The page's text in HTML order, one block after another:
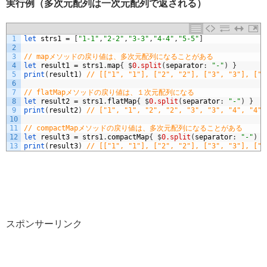
実行例（多次元配列は一次元配列で返される）
1
2
3
4
5
6
7
8
9
10
11
12
13
let strs1 = "1-1" , "2-2" , "3-3" , "4-4" , "5-5"
// mapメソッドの戻り値は、多次元配列になることがある
let
result1 = strs1.map{ $0.split ( separator: "-" )
}
print ( result1) // [["1", "1"], ["2", "2"], ["3", "3"],
// flatMapメソッドの戻り値は、１次元配列になる
let
result2 = strs1. flatMap{ $0.split ( separator: "-" )
}
print ( result2) // ["1", "1", "2", "2", "3", "3", "4",
// compactMapメソッドの戻り値は、多次元配列になることがある
let
result3 = strs1. compactMap{ $0.split ( separator: "-" )
print ( result3) // [["1", "1"], ["2", "2"], ["3", "3"],
スポンサーリンク